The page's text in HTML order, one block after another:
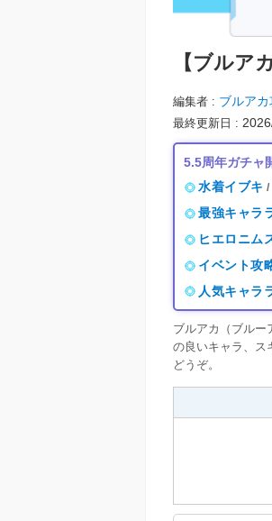
【ブルアカ
編集者 ブルア
最終更新日
5.5周年ガチャ
水着イブキ /
最強キャラ
ヒエロニム
イベント攻
人気キャラ
ブルアカ（ブルー
の良いキャラ、ス
どうぞ。